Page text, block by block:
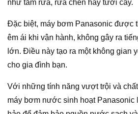
như tắm rửa, rửa chén hay tưới cây.
Đặc biệt, máy bơm Panasonic được
êm ái khi vận hành, không gây ra
lớn. Điều này tạo ra một không gian
cho gia đình bạn.
Với những tính năng vượt trội và
máy bơm nước sinh hoạt Panasonic